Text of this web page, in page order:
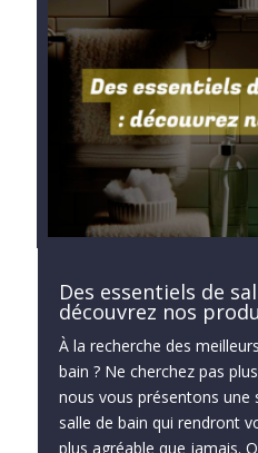
Des essentiels de
découvrez nos
À la recherche des
bain ? Ne cherchez pas
nous vous présentons une
salle de bain qui rendront
plus agréable que jamais.